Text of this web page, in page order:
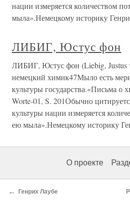
нации измеряется количеством
мыла».Немецкому историку
ЛИБИГ, Юстус фон
ЛИБИГ, Юстус фон (Liebig, Justus
немецкий химик47Мыло есть
культуры государства.«Письма о
Worte-01, S. 201Обычно
культуры нации измеряется
ею мыла».Немецкому историку
О проекте
← Генрих Лаубе